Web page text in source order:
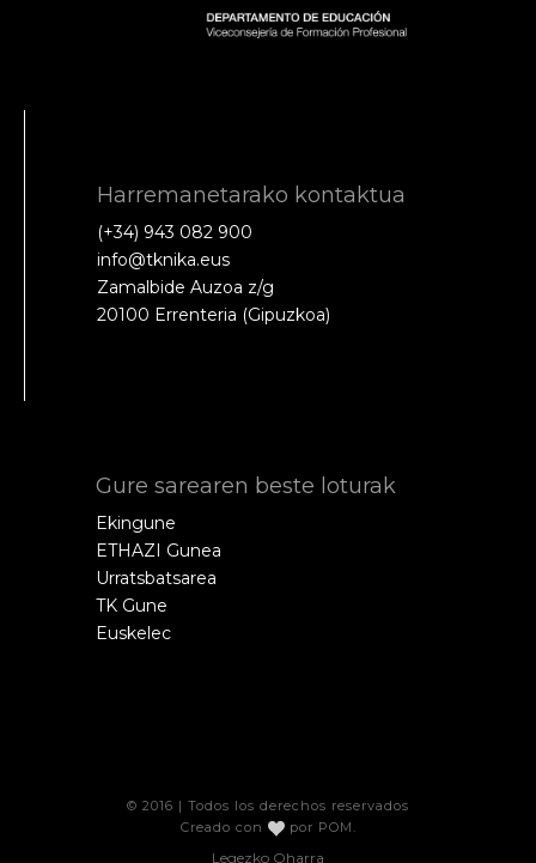
Harremanetarako kontaktua
(+34) 943 082 900
info@tknika.eus
Zamalbide Auzoa z/g
20100 Errenteria (Gipuzkoa)
Gure sarearen beste loturak
Ekingune
ETHAZI Gunea
Urratsbatsarea
TK Gune
Euskelec
© 2016 | Todos los derechos reservados
Creado con
por POM
Legezko Oharra